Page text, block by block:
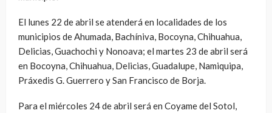
El lunes 22 de abril se atenderá en localidades de los
municipios de Ahumada, Bachíniva, Bocoyna, Chihuahua,
Delicias, Guachochi y Nonoava; el martes 23 de abril será
en Bocoyna, Chihuahua, Delicias, Guadalupe, Namiquipa,
Práxedis G. Guerrero y San Francisco de Borja.
Para el miércoles 24 de abril será en Coyame del Sotol,